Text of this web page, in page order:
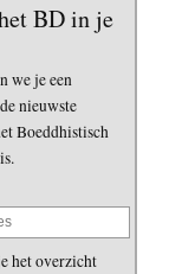
BD in je
we je een
nieuwste
Boeddhistisch
het overzicht